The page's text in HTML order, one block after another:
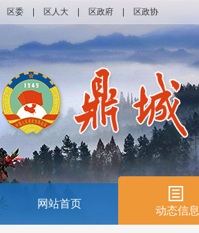
区委 区人大 区政府 区政协
网站首页
动态信息